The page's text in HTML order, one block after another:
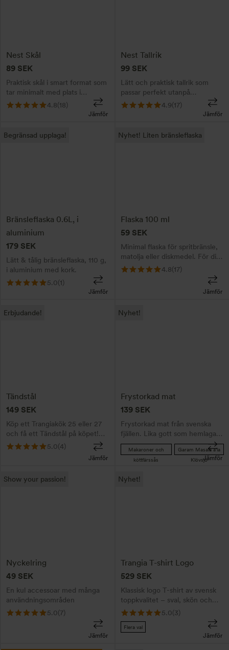
Nest Skål
89 SEK
Praktisk skål i smart format som
tar minimalt med plats i
packningen. En serie med
tallrikar, skålar och muggar för
matlagning ute. Åter i lager
Aug/Sept. Signa upp er & få en
4.8(18)
Jämför
Nest Tallrik
99 SEK
Lätt och praktisk tallrik som
passar perfekt utanpå
stormköket. 3 tallrikar ryms
under standardremmen. Nest är
med tallrikar, skålar och muggar.
4.9(17)
Jämför
Bränsleflaska 0.6L, i
aluminium
179 SEK
Lätt & tålig bränsleflaska, 110 g,
i aluminium med kork.
5.0(1)
Begränsad upplaga!
Jämför
Flaska 100 ml
59 SEK
Minimal flaska för spritbränsle,
matolja eller diskmedel. För dig
som vill packa lätt och effektivt.
4.8(17)
Nyhet! Liten bränsleflaska
Jämför
Tändstål
149 SEK
Köp ett Trangiakök 25 eller 27
och få ett Tändstål på köpet!
Gäller till 15 aug. Lägg
tillsammans med Trangiaköket.
kassan. Med ett tändstål
5.0(4)
Erbjudande!
Jämför
Frystorkad mat
139 SEK
Frystorkad mat från svenska
fjällen. Lika gott som hemlagat!
Ta fram ditt Trangiakök, koka
upp vatten och häll i påsen -
klart på några minuter.
Makaroner och
köttfärssås
Garam Masala a'la
Klövsjö
Nyhet!
här
olika
alternativen
kan
väljas
Jämför
Nyckelring
49 SEK
En kul accessoar med många
användningsområden
5.0(7)
Show your passion!
Jämför
Trangia T-shirt Logo
529 SEK
Klassisk logo T-shirt av svensk
toppkvalitet – sval, skön och
perfekt för sommaren!
5.0(3)
Flera val
Nyhet!
här
olika
alternativen
kan
väljas
på
produktsidan
Jämför